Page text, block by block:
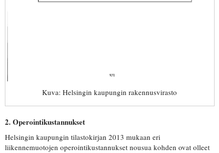
Kuva: Helsingin kaupungin rakennusvirasto
2. Operointikustannukset
Helsingin kaupungin tilastokirjan 2013 mukaan eri
liikennemuotojen operointikustannukset nousua kohden ovat olleet